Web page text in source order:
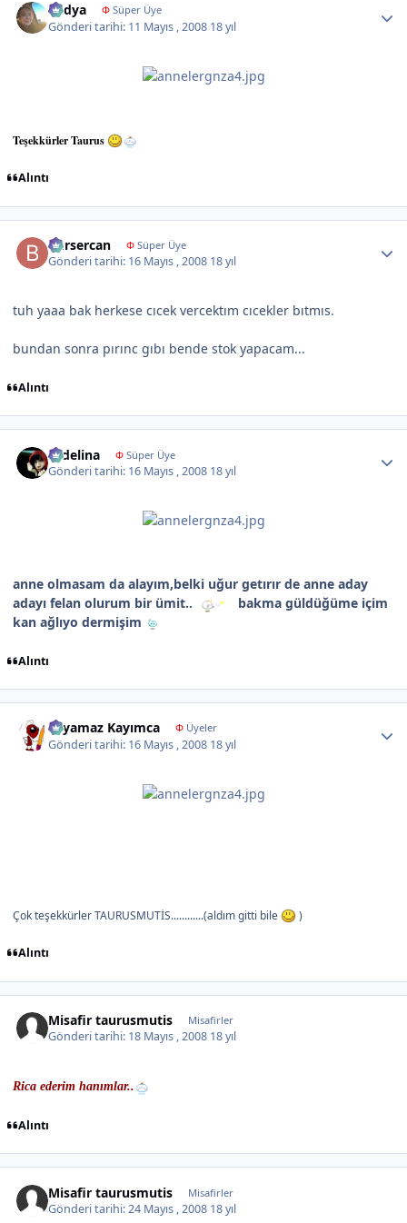
Radya ΦSüper Üye
Gönderi tarihi: 11 Mayıs , 2008 18 yıl
Teşekkürler Taurus
Alıntı
bursercan ΦSüper Üye
Gönderi tarihi: 16 Mayıs , 2008 18 yıl
tuh yaaa bak herkese cıcek vercektım cıcekler bıtmıs.
bundan sonra pırınc gıbı bende stok yapacam...
Alıntı
sedelina ΦSüper Üye
Gönderi tarihi: 16 Mayıs , 2008 18 yıl
anne olmasam da alayım,belki uğur getırır de anne aday
adayı felan olurum bir ümit..
bakma güldüğüme içim
kan ağlıyo dermişim
Alıntı
Yayamaz Kayımca ΦÜyeler
Gönderi tarihi: 16 Mayıs , 2008 18 yıl
Çok teşekkürler TAURUSMUTİS............(aldım gitti bile )
Alıntı
Misafir taurusmutis Misafirler
Gönderi tarihi: 18 Mayıs , 2008 18 yıl
Rica ederim hanımlar..
Alıntı
Misafir taurusmutis Misafirler
Gönderi tarihi:24 Mayıs , 2008 18 yıl